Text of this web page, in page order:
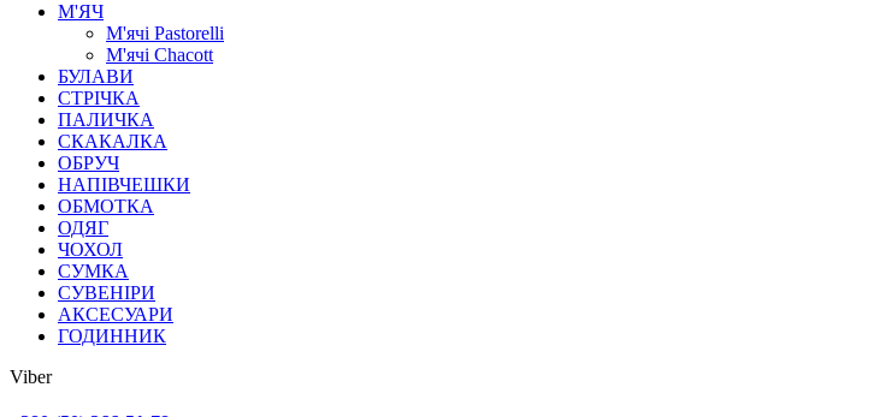
М'ЯЧ
М'ячі Pastorelli
М'ячі Chacott
БУЛАВИ
СТРІЧКА
ПАЛИЧКА
СКАКАЛКА
ОБРУЧ
НАПІВЧЕШКИ
ОБМОТКА
ОДЯГ
ЧОХОЛ
СУМКА
СУВЕНІРИ
АКСЕСУАРИ
ГОДИННИК
Viber